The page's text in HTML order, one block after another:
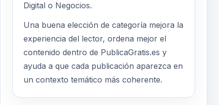
Digital o Negocios.
Una buena elección de categoría mejora la
experiencia del lector, ordena mejor el
contenido dentro de PublicaGratis.es y
ayuda a que cada publicación aparezca en
un contexto temático más coherente.